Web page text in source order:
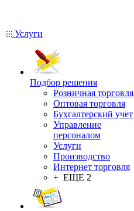
Услуги
Подбор решения
Розничная торговля
Оптовая торговля
Бухгалтерский учет
Управление
персоналом
Услуги
Производство
Интернет торговля
+ ЕЩЕ 2